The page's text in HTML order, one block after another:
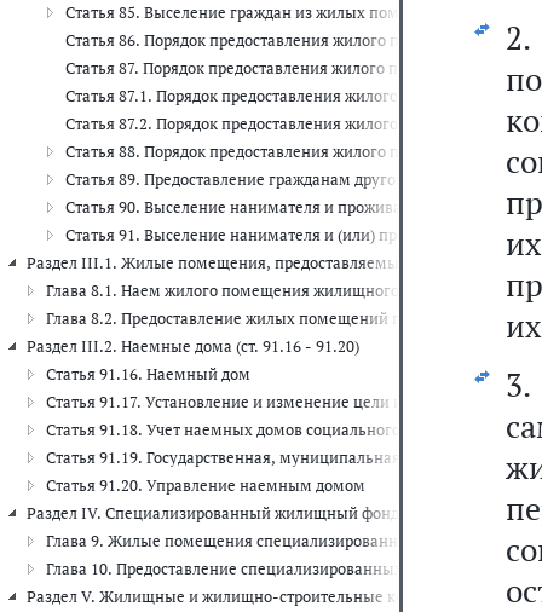
Статья 85. Выселение граждан из жилых помещений с
Статья 86. Порядок предоставления жилого помещения по
Статья 87. Порядок предоставления жилого помещения по
Статья 87.1. Порядок предоставления жилого помещения по
Статья 87.2. Порядок предоставления жилого помещения по
Статья 88. Порядок предоставления жилого помещения в
Статья 89. Предоставление гражданам другого
Статья 90. Выселение нанимателя и проживающих совместно
Статья 91. Выселение нанимателя и (или) проживающих
Раздел III.1. Жилые помещения, предоставляемые по договорам
Глава 8.1. Наем жилого помещения жилищного фонда
Глава 8.2. Предоставление жилых помещений по договорам
Раздел III.2. Наемные дома (ст. 91.16 - 91.20)
Статья 91.16. Наемный дом
Статья 91.17. Установление и изменение цели использования
Статья 91.18. Учет наемных домов социального использования
Статья 91.19. Государственная, муниципальная и (или) иная
Статья 91.20. Управление наемным домом
Раздел IV. Специализированный жилищный фонд (ст. 92 - 109.1)
Глава 9. Жилые помещения специализированного жилищного
Глава 10. Предоставление специализированных жилых
Раздел V. Жилищные и жилищно-строительные кооперативы (ст.